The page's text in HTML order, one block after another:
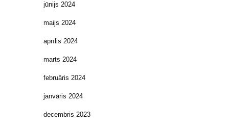
jūnijs 2024
maijs 2024
aprīlis 2024
marts 2024
februāris 2024
janvāris 2024
decembris 2023